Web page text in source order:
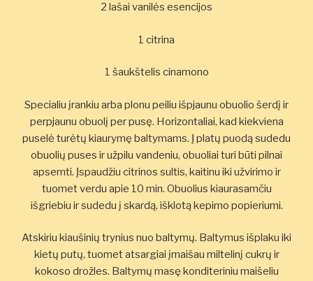
2 lašai vanilės esencijos
1 citrina
1 šaukštelis cinamono
Specialiu įrankiu arba plonu peiliu išpjaunu obuolio šerdį ir
perpjaunu obuolį per pusę. Horizontaliai, kad kiekviena
puselė turėtų kiaurymę baltymams. Į platų puodą sudedu
obuolių puses ir užpilu vandeniu, obuoliai turi būti pilnai
apsemti. Įspaudžiu citrinos sultis, kaitinu iki užvirimo ir
tuomet verdu apie 10 min. Obuolius kiaurasamčiu
išgriebiu ir sudedu į skardą, išklotą kepimo popieriumi.
Atskiriu kiaušinių trynius nuo baltymų. Baltymus išplaku iki
kietų putų, tuomet atsargiai įmaišau miltelinį cukrų ir
kokoso drožles. Baltymų masę konditeriniu maišeliu